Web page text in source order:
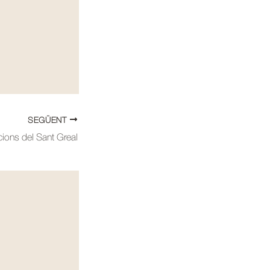
SEGÜENT
del Sant Greal